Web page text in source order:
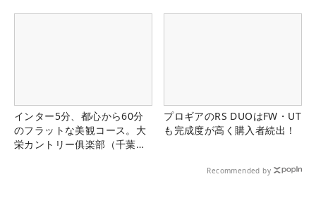
インター5分、都心から60分
のフラットな美観コース。大
栄カントリー俱楽部（千葉
プロギアのRS DUOはFW・UT
も完成度が高く購入者続出！
Recommended by